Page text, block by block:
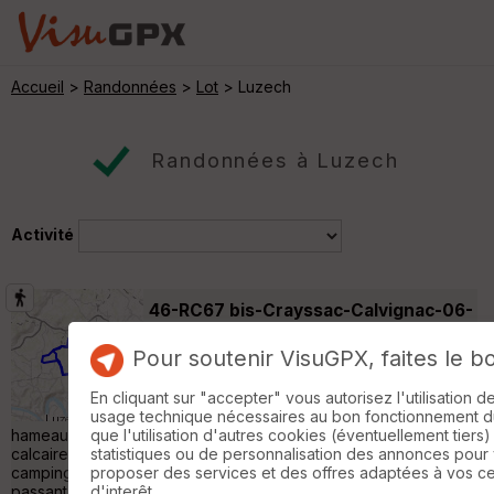
Accueil > Randonnées > Lot > Luzech
Randonnées à Luzech
Activité
46-RC67 bis-Crayssac-Calvignac-06-
19 km
Départ: Crayssac pace de l'église 13
participants à cette boucle qui mène au
hameau de Calvignac. De beaux chemins sur ce plateau
calcaire, au milieu des bois. La rando Loisir, au départ du
camping de Crayssac. 10 participants pour une boucle de 10 km
Pour soutenir VisuGPX, faites le
En cliquant sur "accepter" vous autorisez l'utilisation
usage technique nécessaires au bon fonctionnement
que l'utilisation d'autres cookies (éventuellement
statistiques ou de personnalisation des annonces pour
proposer des services et des offres adaptées à vos